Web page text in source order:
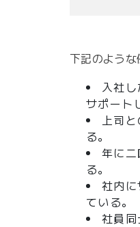
下記のような
入社
サポート
上司
る。
年に
る。
社内
ている。
社員同